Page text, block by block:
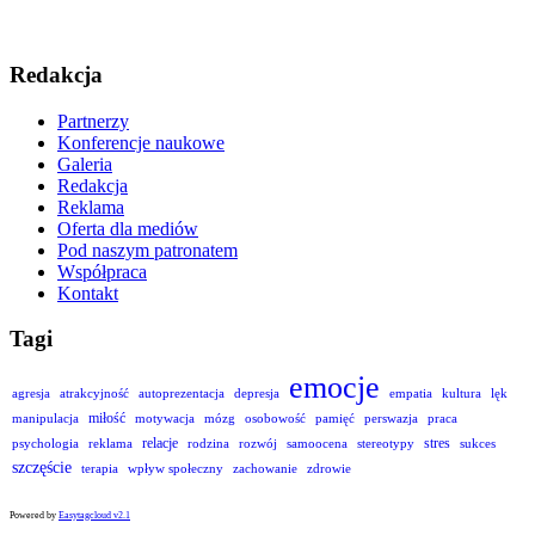
Redakcja
Partnerzy
Konferencje naukowe
Galeria
Redakcja
Reklama
Oferta dla mediów
Pod naszym patronatem
Współpraca
Kontakt
Tagi
agresja atrakcyjność autoprezentacja depresja emocje empatia kultura
lęk
manipulacja
miłość motywacja mózg osobowość pamięć perswazja
praca
psychologia
reklama relacje rodzina rozwój samoocena stereotypy stres sukces
szczęście terapia wpływ społeczny zachowanie zdrowie
Powered by Easytagcloud v2.1